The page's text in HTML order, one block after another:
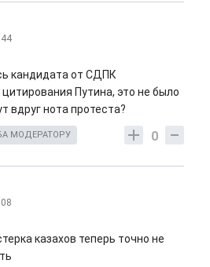
кандидата от СДПК
Путина, это не было
вдруг нота протеста?
0
МОДЕРАТОРУ
казахов теперь точно не